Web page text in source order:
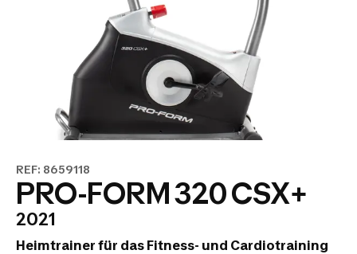
REF: 8659118
PRO-FORM 320 CSX+
2021
Heimtrainer für das Fitness- und Cardiotraining